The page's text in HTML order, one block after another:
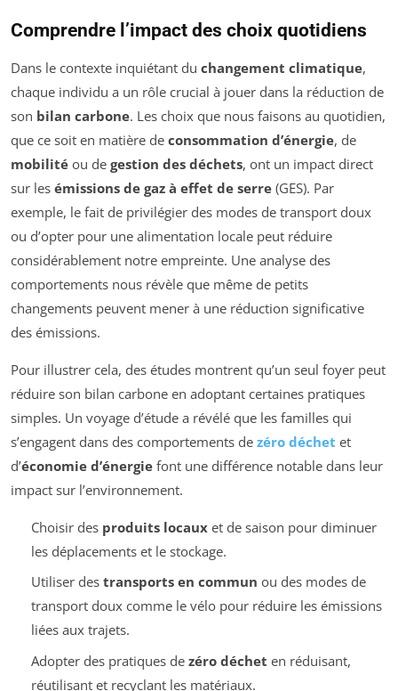
Comprendre l’impact des choix quotidiens
Dans le contexte inquiétant du changement climatique,
chaque individu a un rôle crucial à jouer dans la réduction de
son bilan carbone. Les choix que nous faisons au quotidien,
que ce soit en matière de consommation d’énergie, de
mobilité ou de gestion des déchets, ont un impact direct
sur les émissions de gaz à effet de serre (GES). Par
exemple, le fait de privilégier des modes de transport doux
ou d’opter pour une alimentation locale peut réduire
considérablement notre empreinte. Une analyse des
comportements nous révèle que même de petits
changements peuvent mener à une réduction significative
des émissions.
Pour illustrer cela, des études montrent qu’un seul foyer peut
réduire son bilan carbone en adoptant certaines pratiques
simples. Un voyage d’étude a révélé que les familles qui
s’engagent dans des comportements de zéro déchet et
d’économie d’énergie font une différence notable dans leur
impact sur l’environnement.
Choisir des produits locauxet de saison pour diminuer
les déplacements et le stockage.
Utiliser des transports en commun ou des modes de
transport doux comme le vélo pour réduire les émissions
liées aux trajets.
Adopter des pratiques de zéro déchet en réduisant,
réutilisant et recyclant les matériaux.